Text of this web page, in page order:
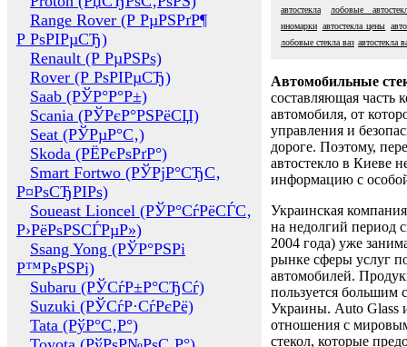
Range Rover (Р РµРЅРґР¶
Р РѕРІРµСЂ)
Renault (Р РµРЅРѕ)
Rover (Р РѕРІРµСЂ)
Saab (РЎР°Р°Р±)
Scania (РЎРєР°РЅРёСЏ)
Seat (РЎРµР°С‚)
Skoda (РЁРєРѕРґР°)
Smart Fortwo (РЎРјР°СЂС‚
Р¤РѕСЂРІРѕ)
Soueast Lioncel (РЎР°СѓРёСЃС‚
Р›РёРѕРЅСЃРµР»)
Ssang Yong (РЎР°РЅРі
Р™РѕРЅРі)
Subaru (РЎСѓР±Р°СЂСѓ)
Suzuki (РЎСѓР·СѓРєРё)
Tata (РўР°С‚Р°)
автостекла
лобовые
иномарки автостекла цены
лобовые стекла ваз автостекла
Автомобильные
составляющая часть
автомобиля, от
управления и
дороге. Поэтому,
автостекло в Киеве
информацию с
Украинская
на недолгий период
2004 года) уже
рынке сферы услуг
автомобилей.
пользуется большим
Украины. Auto Glass
отношения с
стекол, которые